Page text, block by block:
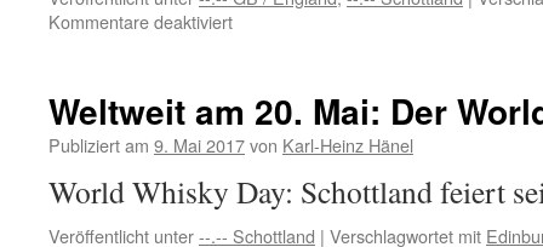
Kommentare deaktiviertfür
Zeugnis
bewegter
Weltweit am 20. Mai: Der
Publiziert am 9. Mai 2017von Karl-Heinz Hänel
World Whisky Day: Schottland feiert
Veröffentlicht unter--.-- Schottland | Verschlagwortet mit